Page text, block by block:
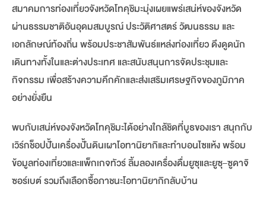
สมาคมการท่องเที่ยวจังหวัดโทคุชิมะมุ่งเผยแพร่เสน่ห์ของจังหวัด
ผ่านธรรมชาติอันอุดมสมบูรณ์ ประวัติศาสตร์ วัฒนธรรม และ
เอกลักษณ์ท้องถิ่น พร้อมประชาสัมพันธ์แหล่งท่องเที่ยว ดึงดูดนัก
เดินทางทั้งในและต่างประเทศ และสนับสนุนการจัดประชุมและ
กิจกรรม เพื่อสร้างความคึกคักและส่งเสริมเศรษฐกิจของภูมิภาค
อย่างยั่งยืน
พบกับเสน่ห์ของจังหวัดโทคุชิมะได้อย่างใกล้ชิดที่บูธของเรา สนุกกับ
เวิร์กช็อปปั้นเครื่องปั้นดินเผาโอทานิยากิและทำบอนไซแห้ง พร้อม
ข้อมูลท่องเที่ยวและแพ็กเกจทัวร์ ลิ้มลองเครื่องดื่มยูซุและยูซุ–ซูดาจิ
ซอร์เบต์ รวมถึงเลือกซื้อภาชนะโอทานิยากิกลับบ้าน